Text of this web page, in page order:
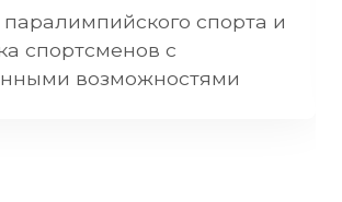
паралимпийского спорта и
спортсменов с
возможностями